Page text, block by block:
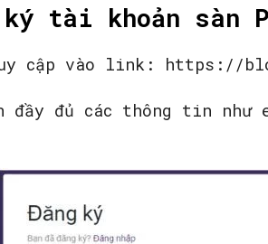
ký tài khoản sàn
cập vào link: https://
đầy đủ các thông tin như